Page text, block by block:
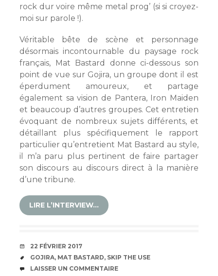
rock dur voire même metal prog’ (si si croyez-
moi sur parole !).
Véritable bête de scène et personnage
désormais incontournable du paysage rock
français, Mat Bastard donne ci-dessous son
point de vue sur Gojira, un groupe dont il est
éperdument amoureux, et partage
également sa vision de Pantera, Iron Maiden
et beaucoup d’autres groupes. Cet entretien
évoquant de nombreux sujets différents, et
détaillant plus spécifiquement le rapport
particulier qu’entretient Mat Bastard au style,
il m’a paru plus pertinent de faire partager
son discours au discours direct à la manière
d’une tribune.
LIRE L’INTERVIEW…
DATE
22 FÉVRIER 2017
ÉTIQUETTES
GOJIRA, MAT BASTARD, SKIP THE USE
COMMENTAIRES
LAISSER UN COMMENTAIRE